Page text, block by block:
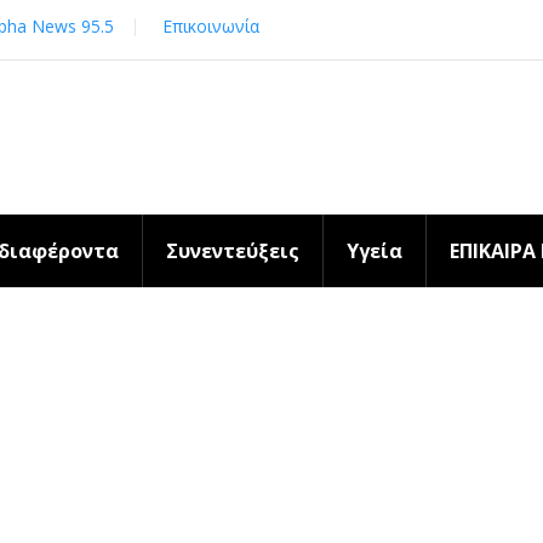
News 95.5 Επικοινωνία
Συνεντεύξεις Υγεία